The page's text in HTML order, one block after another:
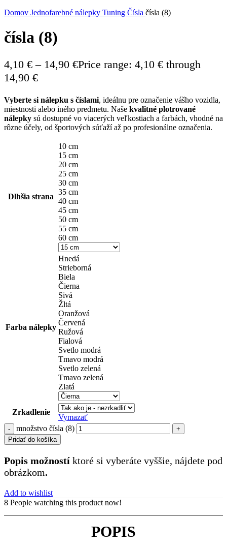
Domov Jednofarebné nálepky Tuning Čísla čísla (8)
čísla (8)
4,10 € – 14,90 €Price range: 4,10 € through
14,90 €
Vyberte si nálepku s číslami, ideálnu pre označenie vášho vozidla,
miestnosti alebo iného predmetu. Naše kvalitné plotrované
nálepky sú dostupné vo viacerých veľkostiach a farbách, vhodné na
rôzne účely, od športových súťaží až po profesionálne označenia.
Dlhšia strana
10 cm
15 cm
20 cm
25 cm
30 cm
35 cm
40 cm
45 cm
50 cm
55 cm
60 cm
Farba nálepky
Hnedá
Strieborná
Biela
Čierna
Sivá
Žltá
Oranžová
Červená
Ružová
Fialová
Svetlo modrá
Tmavo modrá
Svetlo zelená
Tmavo zelená
Zlatá
Zrkadlenie
Vymazať
množstvo čísla (8)
Pridať do košíka
Popis možností ktoré si vyberáte vyššie, nájdete pod
obrázkom.
Add to wishlist
8 People watching this product now!
POPIS